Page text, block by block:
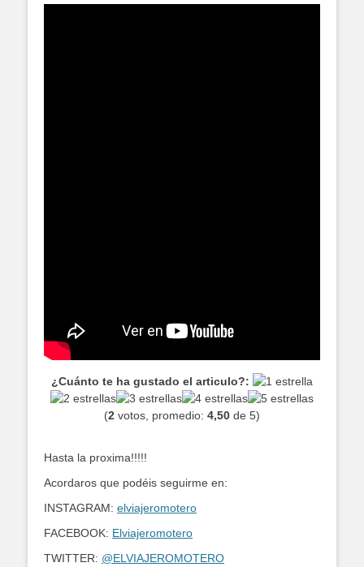
¿Cuánto te ha gustado el articulo?:
(2 votos, promedio: 4,50 de 5)
Hasta la proxima!!!!!
Acordaros que podéis seguirme en:
INSTAGRAM: elviajeromotero
FACEBOOK: Elviajeromotero
TWITTER: @ELVIAJEROMOTERO